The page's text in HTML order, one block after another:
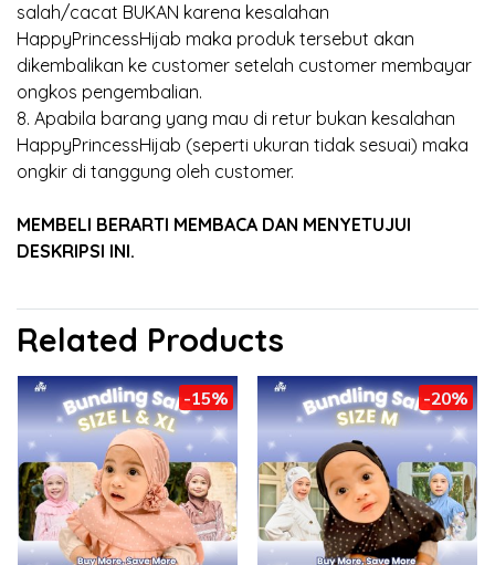
salah/cacat BUKAN karena kesalahan
HappyPrincessHijab maka produk tersebut akan
dikembalikan ke customer setelah customer membayar
ongkos pengembalian.
8. Apabila barang yang mau di retur bukan kesalahan
HappyPrincessHijab (seperti ukuran tidak sesuai) maka
ongkir di tanggung oleh customer.
MEMBELI BERARTI MEMBACA DAN MENYETUJUI
DESKRIPSI INI.
Related Products
-15% -20%